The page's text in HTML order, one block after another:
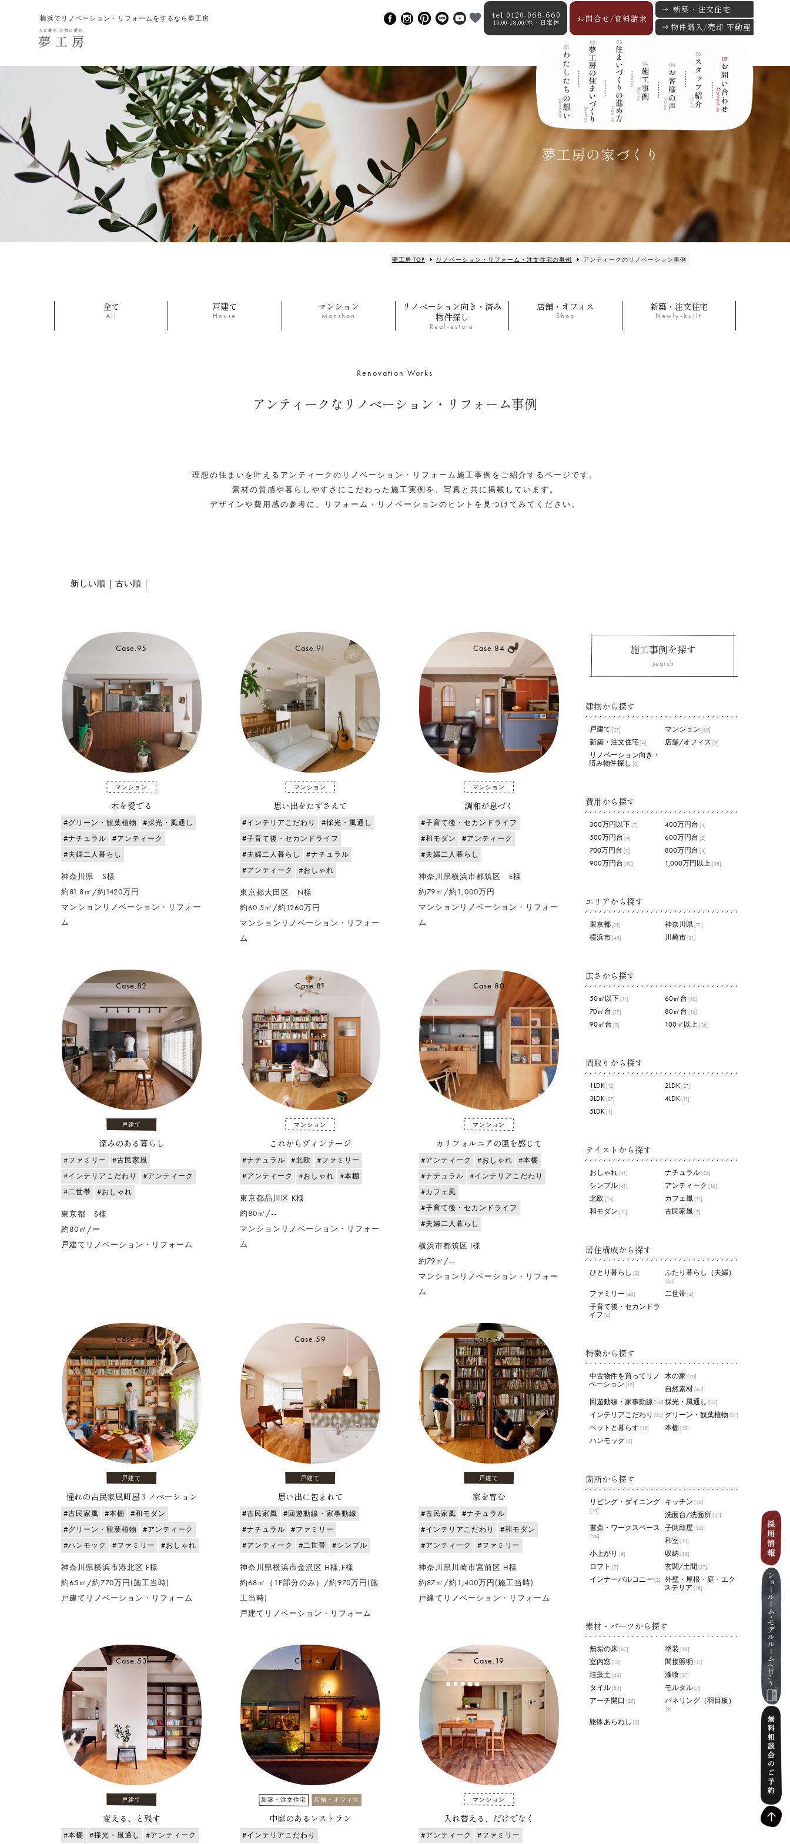
横浜でリノベーション・リフォームをするなら夢工房 tel 0120-068-660
10:00-18:00/水・日定休 お問合せ/資料請求
新築・注文住宅
物件購入/売却 不動産
夢工房の家づくり
夢工房 TOP リノベーション・リフォーム・注文住宅の事例 アンティークのリノベーション事例
全て
All
戸建て
House
マンション
Manshon
リノベーション向き・済み
物件探し
Real-estate
店舗・オフィス
Shop
新築・注文住宅
Newly-built
Renovation Works
アンティークなリノベーション・リフォーム事例
理想の住まいを叶えるアンティークのリノベーション・リフォーム施工事例をご紹介するページです。
素材の質感や暮らしやすさにこだわった施工実例を、写真と共に掲載しています。
デザインや費用感の参考に、リフォーム・リノベーションのヒントを見つけてみてください。
新しい順 | 古い順 |
Case.95
マンション
木を愛でる
#グリーン・観葉植物
#採光・風通し
#ナチュラル
#アンティーク
#夫婦二人暮らし
神奈川県 S様
約81.8㎡/約1420万円
マンションリノベーション・リフォー
ム
Case.91
マンション
思い出をたずさえて
#インテリアこだわり
#採光・風通し
#子育て後・セカンドライフ
#夫婦二人暮らし
#ナチュラル
#アンティーク
#おしゃれ
東京都大田区 N様
約60.5㎡/約1260万円
マンションリノベーション・リフォー
ム
Case.84
マンション
調和が息づく
#子育て後・セカンドライフ
#和モダン
#アンティーク
#夫婦二人暮らし
神奈川県横浜市都筑区 E様
約79㎡/約1,000万円
マンションリノベーション・リフォー
ム
Case.82
戸建て
深みのある暮らし
#ファミリー
#古民家風
#インテリアこだわり
#アンティーク
#二世帯
#おしゃれ
東京都 S様
約80㎡/ー
戸建てリノベーション・リフォーム
Case.81
マンション
これからヴィンテージ
#ナチュラル #北欧
#ファミリー
#アンティーク
#おしゃれ #本棚
東京都品川区 K様
約80㎡/--
マンションリノベーション・リフォー
ム
Case.80
マンション
カリフォルニアの風を感じて
#アンティーク #おしゃれ
#本棚
#ナチュラル
#インテリアこだわり
#カフェ風
#子育て後・セカンドライフ
#夫婦二人暮らし
横浜市都筑区 I様
約79㎡/--
マンションリノベーション・リフォー
ム
Case.72
戸建て
憧れの古民家風町屋リノベーション
#古民家風 #本棚
#和モダン
#グリーン・観葉植物
#アンティーク
#ハンモック
#ファミリー #おしゃれ
神奈川県横浜市港北区 F様
約65㎡/約770万円(施工当時)
戸建てリノベーション・リフォーム
Case.59
戸建て
思い出に包まれて
#古民家風
#回遊動線・家事動線
#ナチュラル
#ファミリー
#アンティーク
#二世帯 #シンプル
神奈川県横浜市金沢区 H様,F様
約68㎡（1F部分のみ）/約970万円(施
工当時)
戸建てリノベーション・リフォーム
Case.56
戸建て
家を育む
#古民家風
#ナチュラル
#インテリアこだわり
#和モダン
#アンティーク
#ファミリー
神奈川県川崎市宮前区 H様
約87㎡/約1,400万円(施工当時)
戸建てリノベーション・リフォーム
Case.53
戸建て
変える、と残す
#本棚 #採光・風通し #アンティーク
Case.24
新築・注文住宅 店舗・オフィス
中庭のあるレストラン
#インテリアこだわり
Case.19
マンション
入れ替える、だけでなく
#アンティーク #ファミリー
施工事例を探す
search
建物から探す
戸建て [27] マンション [60]
新築・注文住宅[4] 店舗/オフィス [5]
リノベーション向き・
済み物件探し [0]
費用から探す
300万円以下[7] 400万円台 [4]
500万円台 [4] 600万円台 [2]
700万円台 [9] 800万円台 [4]
900万円台 [10] 1,000万円以上[38]
エリアから探す
東京都[18] 神奈川県[71]
横浜市[49] 川崎市[21]
広さから探す
50㎡以下[11] 60㎡台 [10]
70㎡台 [17] 80㎡台 [16]
90㎡台 [9] 100㎡以上[16]
間取りから探す
1LDK[12] 2LDK[27]
3LDK[27] 4LDK[11]
5LDK[1]
テイストから探す
おしゃれ[41] ナチュラル[56]
シンプル[41] アンティーク [16]
北欧 [14] カフェ風[11]
和モダン [11] 古民家風[7]
居住構成から探す
ひとり暮らし [2] ふたり暮らし（夫婦）
[24]
ファミリー [64] 二世帯[6]
子育て後・セカンドラ
イフ [6]
特徴から探す
中古物件を買ってリノ
ベーション [19]
木の家 [20]
自然素材[67]
回遊動線・家事動線 [28] 採光・風通し [33]
インテリアこだわり [22] グリーン・観葉植物 [21]
ペットと暮らす[13] 本棚[15]
ハンモック [5]
箇所から探す
リビング・ダイニング
[73]
キッチン [58]
洗面台/洗面所[41]
書斎・ワークスペース
[28]
子供部屋 [26]
和室[14]
小上がり [9] 収納[38]
ロフト [7] 玄関/土間 [17]
インナーバルコニー [2]
外壁・屋根・庭・エク
ステリア [18]
素材・パーツから探す
無垢の床[67] 塗装 [35]
室内窓[18] 間接照明 [11]
珪藻土[45] 漆喰[27]
タイル[34] モルタル[4]
アーチ開口 [25] パネリング（羽目板）
[9]
躯体あらわし [3]